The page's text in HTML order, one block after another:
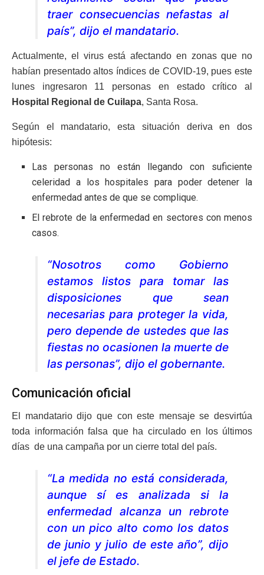
traer consecuencias nefastas al
país”, dijo el mandatario.
Actualmente, el virus está afectando en zonas que no
habían presentado altos índices de COVID-19, pues este
lunes ingresaron 11 personas en estado crítico al
Hospital Regional de Cuilapa, Santa Rosa.
Según el mandatario, esta situación deriva en dos
hipótesis:
Las personas no están llegando con suficiente
celeridad a los hospitales para poder detener la
enfermedad antes de que se complique.
El rebrote de la enfermedad en sectores con menos
casos.
“Nosotros como Gobierno
estamos listos para tomar las
disposiciones que sean
necesarias para proteger la vida,
pero depende de ustedes que las
fiestas no ocasionen la muerte de
las personas”, dijo el gobernante.
Comunicación oficial
El mandatario dijo que con este mensaje se desvirtúa
toda información falsa que ha circulado en los últimos
días de una campaña por un cierre total del país.
“La medida no está considerada,
aunque sí es analizada si la
enfermedad alcanza un rebrote
con un pico alto como los datos
de junio y julio de este año”, dijo
el jefe de Estado.